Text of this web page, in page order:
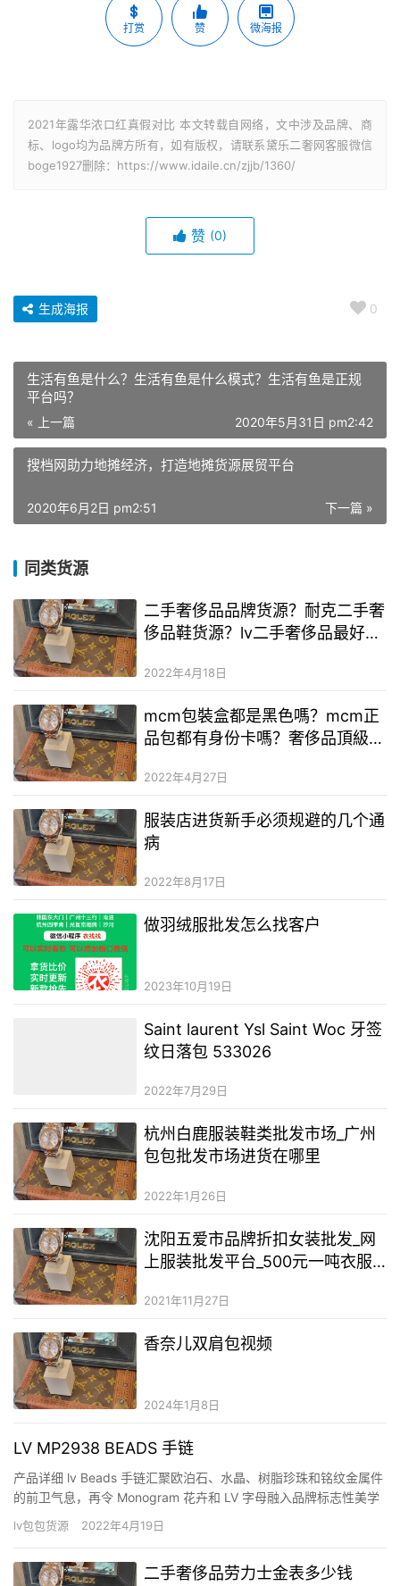
打赏 赞 微海报
2021年露华浓口红真假对比 本文转载自网络，文中涉及品牌、商
标、logo均为品牌方所有，如有版权，请联系黛乐二奢网客服微信
boge1927删除：https://www.idaile.cn/zjjb/1360/
赞 (0)
0
生成海报
生活有鱼是什么？生活有鱼是什么模式？生活有鱼是正规
平台吗？
« 上一篇 2020年5月31日 pm2:42
搜档网助力地摊经济，打造地摊货源展贸平台
下一篇 »
2020年6月2日 pm2:51
同类货源
二手奢侈品品牌货源？耐克二手奢
侈品鞋货源？lv二手奢侈品最好的
2022年4月18日
mcm包裝盒都是黑色嗎？mcm正
品包都有身份卡嗎？奢侈品頂級原
2022年4月27日
服装店进货新手必须规避的几个通
病
2022年8月17日
做羽绒服批发怎么找客户
2023年10月19日
Saint laurent Ysl Saint Woc 牙签
纹日落包 533026
2022年7月29日
杭州白鹿服装鞋类批发市场_广州
包包批发市场进货在哪里
2022年1月26日
沈阳五爱市品牌折扣女装批发_网
上服装批发平台_500元一吨衣服
2021年11月27日
香奈儿双肩包视频
2024年1月8日
LV MP2938 BEADS 手链
产品详细 lv Beads 手链汇聚欧泊石、水晶、树脂珍珠和铭纹金属件
的前卫气息，再令 Monogram 花卉和 LV 字母融入品牌标志性美学
理念。可随心调节长度。 详细特征 树脂 欧泊石 水晶 金属件
Monogram 花卉 LV 字母 可调节 打赏赞微海报
lv包包货源 2022年4月19日
二手奢侈品劳力士金表多少钱